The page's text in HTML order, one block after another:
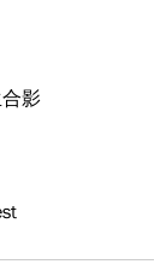
影